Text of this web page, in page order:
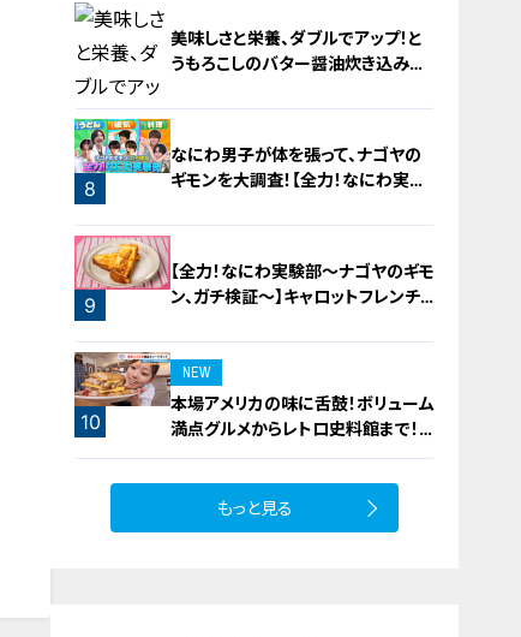
6
7
美味しさと栄養、ダブルでアップ！と
うもろこしのバター醤油炊き込みご
8
なにわ男子が体を張って、ナゴヤの
ギモンを大調査！【全力！なにわ実験
9
【全力！なにわ実験部～ナゴヤのギモ
ン、ガチ検証～】キャロットフレンチ
10
NEW
本場アメリカの味に舌鼓！ボリューム
満点グルメからレトロ史料館まで！
愛知・東海市の感動スポット3選
もっと見る